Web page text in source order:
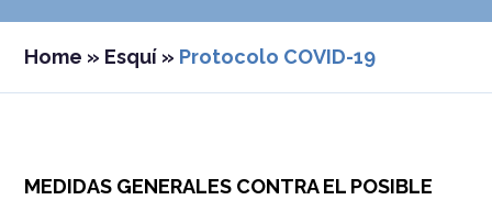
Home » Esquí » Protocolo COVID-19
MEDIDAS GENERALES CONTRA EL POSIBLE